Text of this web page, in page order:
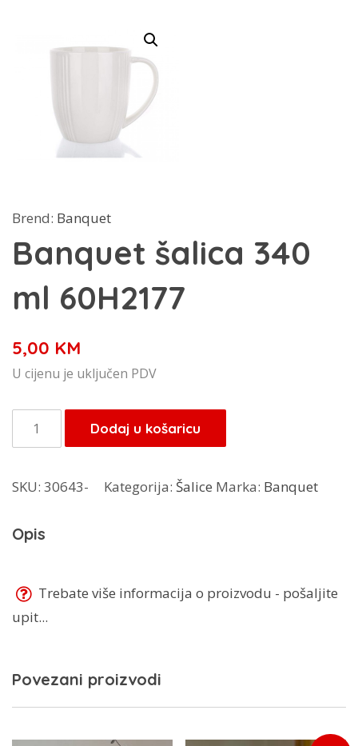
Brend: Banquet
Banquet šalica 340
ml 60H2177
5,00 KM
U cijenu je uključen PDV
Banquet
šalica
ml
količina
Dodaj u košaricu
SKU: 30643- Kategorija: Šalice Marka: Banquet
Opis
Trebate više informacija o proizvodu - pošaljite
upit...
Povezani proizvodi